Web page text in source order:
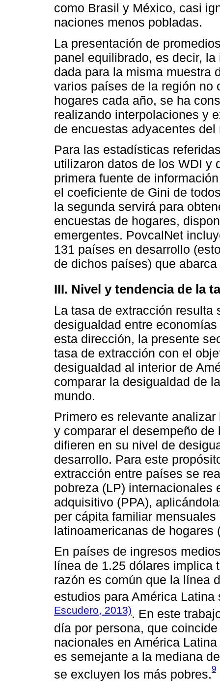
como Brasil y México, casi
naciones menos pobladas.
La presentación de
panel equilibrado, es decir,
dada para la misma muestra
varios países de la región no
hogares cada año, se ha
realizando interpolaciones y
de encuestas adyacentes
Para las estadísticas
utilizaron datos de los WDI y
primera fuente de
el coeficiente de Gini de
la segunda servirá para
encuestas de hogares,
emergentes. PovcalNet
131 países en desarrollo
de dichos países) que
III. Nivel y tendencia de la
La tasa de extracción resulta
desigualdad entre
esta dirección, la presente
tasa de extracción con el
desigualdad al interior de
comparar la desigualdad de
mundo.
Primero es relevante
y comparar el desempeño
difieren en su nivel de
desarrollo. Para este
extracción entre países se
pobreza (LP) internacionales
adquisitivo (PPA),
per cápita familiar
latinoamericanas de hogares
En países de ingresos
línea de 1.25 dólares implica
razón es común que la línea
estudios para América Latina
Escudero, 2013). En este
día por persona, que
nacionales en América
es semejante a la mediana
se excluyen los más pobres.9